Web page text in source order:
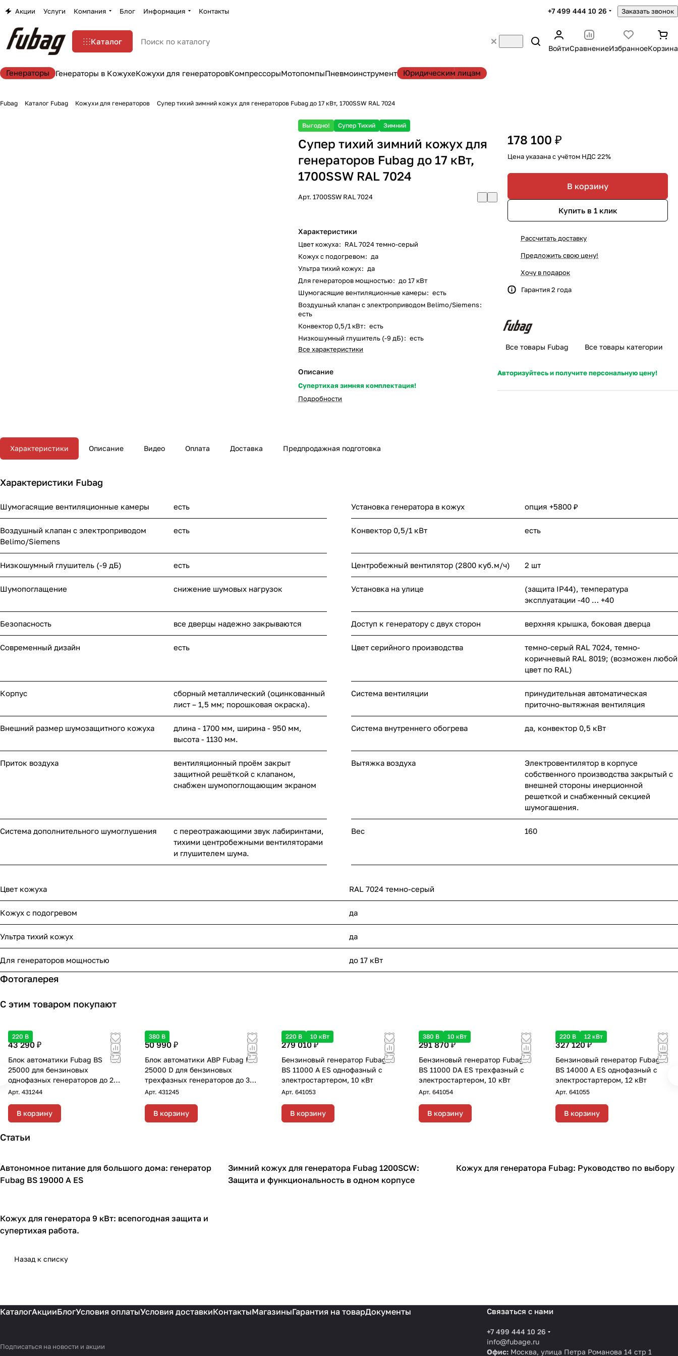
Акции Услуги Компания Блог Информация Контакты +7 499 444 10 26 Заказать звонок
Каталог
ВойтиСравнениеИзбранноеКорзина
Генераторы Генераторы в КожухеКожухи для генераторовКомпрессорыМотопомпыПневмоинструмент Юридическим лицам
Fubag Каталог Fubag Кожухи для генераторов Супер тихий зимний кожух для генераторов Fubag до 17 кВт, 1700SSW RAL 7024
Выгодно! Супер Тихий Зимний
Супер тихий зимний кожух для
генераторов Fubag до 17 кВт,
1700SSW RAL 7024
Арт.1700SSW RAL 7024
Характеристики
Цвет кожуха: RAL 7024 темно-серый
Кожух с подогревом: да
Ультра тихий кожух: да
Для генераторов мощностью: до 17 кВт
Шумогасящие вентиляционные камеры: есть
Воздушный клапан с электроприводом Belimo/Siemens:
есть
Конвектор 0,5/1 кВт: есть
Низкошумный глушитель (-9 дБ): есть
Все характеристики
Описание
Супертихая зимняя комплектация!
Подробности
178 100 ₽
Цена указана с учётом НДС 22%
В корзину
Купить в 1 клик
Рассчитать доставку
Предложить свою цену!
Хочу в подарок
Гарантия 2 года
Все товары Fubag Все товары категории
Авторизуйтесь и получите персональную цену!
Характеристики Описание Видео Оплата Доставка Предпродажная подготовка
Характеристики Fubag
Шумогасящие вентиляционные камеры есть Установка генератора в кожух опция +5800 ₽
Воздушный клапан с электроприводом
Belimo/Siemens
есть Конвектор 0,5/1 кВт есть
Низкошумный глушитель (-9 дБ) есть Центробежный вентилятор (2800 куб.м/ч) 2 шт
Шумопоглащение снижение шумовых нагрузок Установка на улице
(защита IP44), температура
эксплуатации -40 … +40
Безопасность все дверцы надежно закрываются Доступ к генератору с двух сторон верхняя крышка, боковая дверца
Современный дизайн есть Цвет серийного производства
темно-серый RAL 7024, темно-
коричневый RAL 8019; (возможен любой
цвет по RAL)
Корпус
сборный металлический (оцинкованный
лист – 1,5 мм; порошковая окраска).
Система вентиляции
принудительная автоматическая
приточно-вытяжная вентиляция
Внешний размер шумозащитного кожуха
длина - 1700 мм, ширина - 950 мм,
высота - 1130 мм.
Система внутреннего обогрева да, конвектор 0,5 кВт
Приток воздуха
вентиляционный проём закрыт
защитной решёткой с клапаном,
снабжен шумопоглощающим экраном
Вытяжка воздуха
Электровентилятор в корпусе
собственного производства закрытый с
внешней стороны инерционной
решеткой и снабженный секцией
шумогашения.
Система дополнительного шумоглушения
с переотражающими звук лабиринтами,
тихими центробежными вентиляторами
и глушителем шума.
Вес 160
Цвет кожуха RAL 7024 темно-серый
Кожух с подогревом да
Ультра тихий кожух да
Для генераторов мощностью до 17 кВт
Фотогалерея
С этим товаром покупают
220 В
43 290 ₽
Блок автоматики Fubag BS
25000 для бензиновых
однофазных генераторов до 22
кВт с переключением "зима-
Арт. 431244
В корзину
380 В
50 990 ₽
Блок автоматики АВР Fubag BS
25000 D для бензиновых
трехфазных генераторов до 30
кВт с переключением "зима-
Арт.431245
В корзину
220 В 10 кВт
279 010 ₽
Бензиновый генератор Fubag
BS 11000 A ES однофазный с
электростартером, 10 кВт
Арт.641053
В корзину
380 В 10 кВт
291 870 ₽
Бензиновый генератор Fubag
BS 11000 DA ES трехфазный с
электростартером, 10 кВт
Арт. 641054
В корзину
220 В 12 кВт
327 120 ₽
Бензиновый генератор Fubag
BS 14000 A ES однофазный с
электростартером, 12 кВт
Арт. 641055
В корзину
Статьи
Генераторы
Автономное питание для большого дома: генератор
Fubag BS 19000 A ES
Кожухи для генераторов
Зимний кожух для генератора Fubag 1200SCW:
Защита и функциональность в одном корпусе
Кожухи для генераторов
Кожух для генератора Fubag: Руководство по выбору
Кожухи для генераторов
Кожух для генератора 9 кВт: всепогодная защита и
супертихая работа.
Назад к списку
КаталогАкцииБлогУсловия оплатыУсловия доставкиКонтактыМагазиныГарантия на товарДокументы
Подписаться на новости и акции
Связаться с нами
+7 499 444 10 26
info@fubage.ru
Офис:Москва, улица Петра Романова 14 стр 1